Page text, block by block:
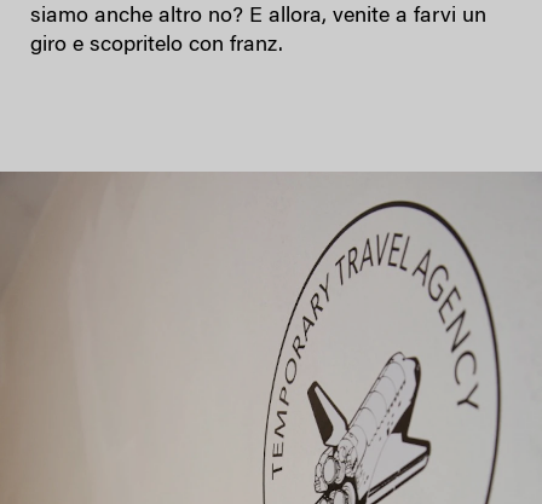
siamo anche altro no? E allora, venite a farvi un
giro e scopritelo con franz.